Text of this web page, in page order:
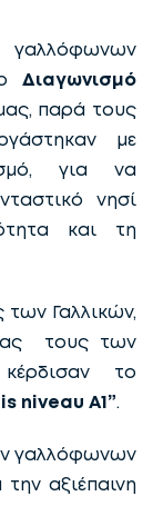
γαλλόφωνων
Διαγωνισμό
παρά τους
με
για να
νησί
και τη
των Γαλλικών,
τους των
το
niveau A1”.
γαλλόφωνων
την αξιέπαινη